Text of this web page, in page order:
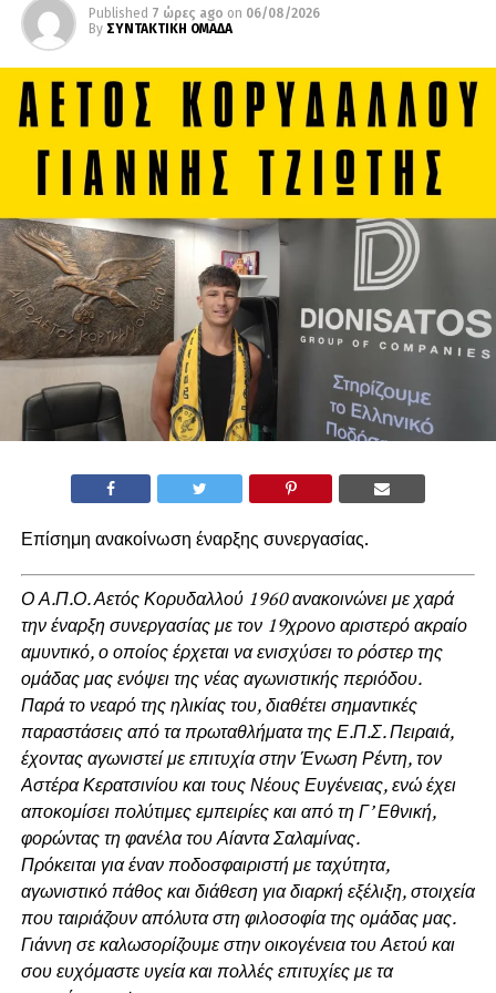
Published 7 ώρες ago on 06/08/2026
By ΣΥΝΤΑΚΤΙΚΗ ΟΜΑΔΑ
Επίσημη ανακοίνωση έναρξης συνεργασίας.
Ο Α.Π.Ο. Αετός Κορυδαλλού 1960 ανακοινώνει με χαρά
την έναρξη συνεργασίας με τον 19χρονο αριστερό ακραίο
αμυντικό, ο οποίος έρχεται να ενισχύσει το ρόστερ της
ομάδας μας ενόψει της νέας αγωνιστικής περιόδου.
Παρά το νεαρό της ηλικίας του, διαθέτει σημαντικές
παραστάσεις από τα πρωταθλήματα της Ε.Π.Σ. Πειραιά,
έχοντας αγωνιστεί με επιτυχία στην Ένωση Ρέντη, τον
Αστέρα Κερατσινίου και τους Νέους Ευγένειας, ενώ έχει
αποκομίσει πολύτιμες εμπειρίες και από τη Γ’ Εθνική,
φορώντας τη φανέλα του Αίαντα Σαλαμίνας.
Πρόκειται για έναν ποδοσφαιριστή με ταχύτητα,
αγωνιστικό πάθος και διάθεση για διαρκή εξέλιξη, στοιχεία
που ταιριάζουν απόλυτα στη φιλοσοφία της ομάδας μας.
Γιάννη σε καλωσορίζουμε στην οικογένεια του Αετού και
σου ευχόμαστε υγεία και πολλές επιτυχίες με τα